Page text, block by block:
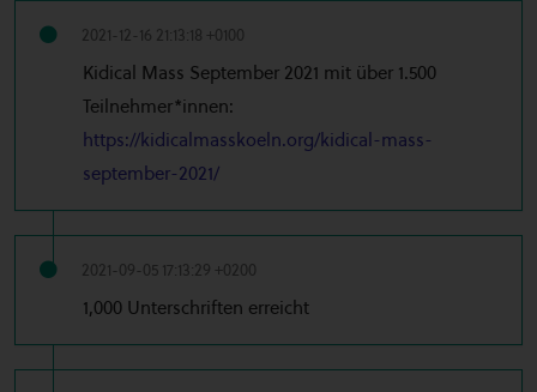
2021-12-16 21:13:18 +0100
Kidical Mass September 2021 mit über 1.500
Teilnehmer*innen:
https://kidicalmasskoeln.org/kidical-mass-
september-2021/
2021-09-05 17:13:29 +0200
1,000 Unterschriften erreicht